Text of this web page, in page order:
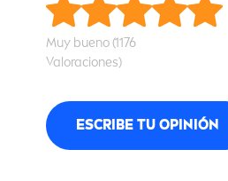
Muy bueno (1176
Valoraciones)
ESCRIBE TU OPINIÓN